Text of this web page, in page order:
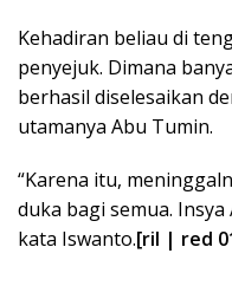
Kehadiran beliau di
penyejuk. Dimana
berhasil diselesaikan
utamanya Abu Tumin.
“Karena itu,
duka bagi semua.
kata Iswanto.[ril | red